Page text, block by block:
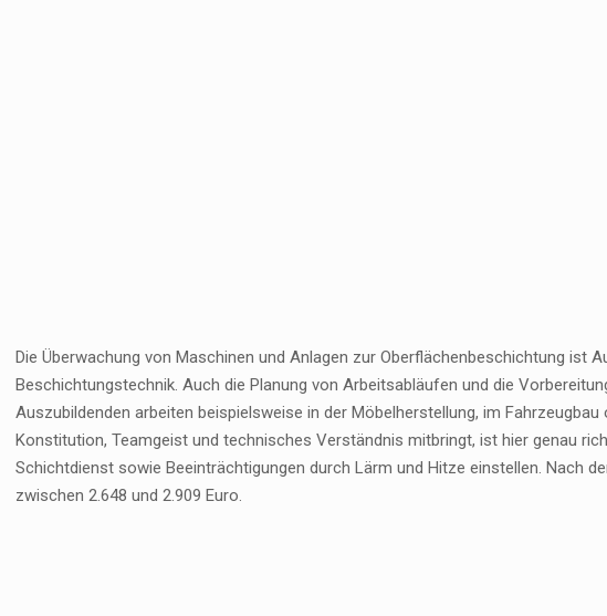
Die Überwachung von Maschinen und Anlagen zur Oberflächenbeschichtung ist
Beschichtungstechnik. Auch die Planung von Arbeitsabläufen und die
Auszubildenden arbeiten beispielsweise in der Möbelherstellung, im
Konstitution, Teamgeist und technisches Verständnis mitbringt, ist hier genau
Schichtdienst sowie Beeinträchtigungen durch Lärm und Hitze einstellen. Nach
zwischen 2.648 und 2.909 Euro.